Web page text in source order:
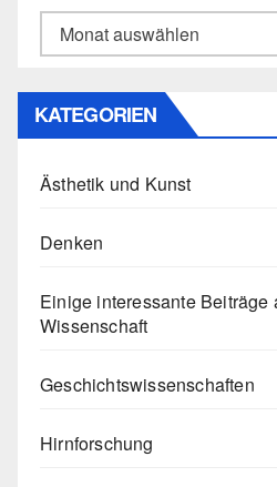
Archiv
KATEGORIEN
Ästhetik und Kunst
Denken
Einige interessante Beiträge
Wissenschaft
Geschichtswissenschaften
Hirnforschung